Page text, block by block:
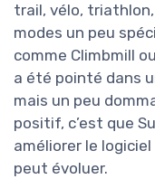
trail, vélo,
modes un peu
comme Climbmill
a été pointé dans
mais un peu
positif, c’est que
améliorer le
peut évoluer.